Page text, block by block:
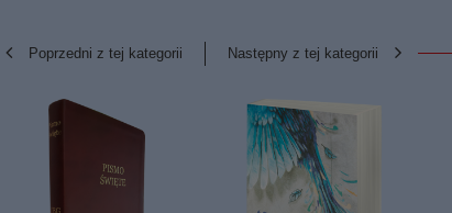
Poprzedni z tej kategorii Następny z tej kategorii